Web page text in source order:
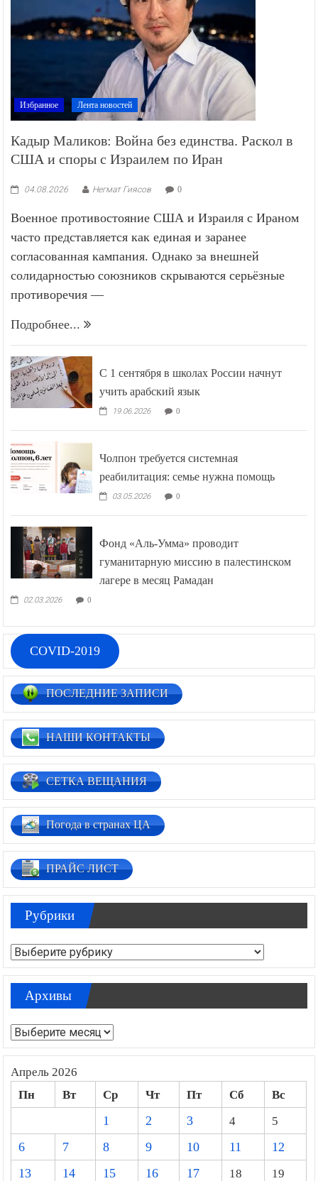
Избранное Лента новостей
Кадыр Маликов: Война без единства. Раскол в
США и споры с Израилем по Иран
04.08.2026 Негмат Гиясов 0
Военное противостояние США и Израиля с Ираном
часто представляется как единая и заранее
согласованная кампания. Однако за внешней
солидарностью союзников скрываются серьёзные
противоречия —
Подробнее...
С 1 сентября в школах России начнут
учить арабский язык
19.06.2026 0
Чолпон требуется системная
реабилитация: семье нужна помощь
03.05.2026 0
Фонд «Аль-Умма» проводит
гуманитарную миссию в палестинском
лагере в месяц Рамадан
02.03.2026 0
COVID-2019
ПОСЛЕДНИЕ ЗАПИСИ
НАШИ КОНТАКТЫ
СЕТКА ВЕЩАНИЯ
Погода в странах ЦА
ПРАЙС ЛИСТ
Рубрики
Рубрики
Архивы
Архивы
Апрель 2026
Пн Вт Ср Чт Пт Сб
Вс
1
2 3 4
5
6
7 8 9 10 11
12
13
14 15 16 17 18
19